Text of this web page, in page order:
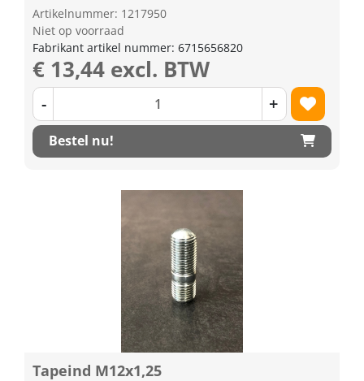
Artikelnummer: 1217950
Niet op voorraad
Fabrikant artikel nummer: 6715656820
€ 13,44 excl. BTW
- +
Bestel nu!
Tapeind M12x1,25